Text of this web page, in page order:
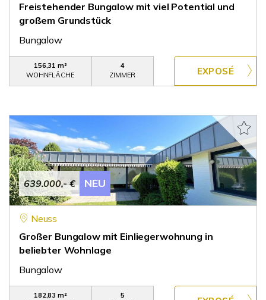
Freistehender Bungalow mit viel Potential und
großem Grundstück
Bungalow
156,31 m²
WOHNFLÄCHE
4
ZIMMER
639.000,- € NEU
Neuss
Großer Bungalow mit Einliegerwohnung in
beliebter Wohnlage
Bungalow
182,83 m²
5